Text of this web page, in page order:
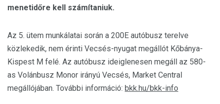
menetidőre kell számítaniuk.
Az 5. ütem munkálatai során a 200E autóbusz terelve
közlekedik, nem érinti Vecsés-nyugat megállót Kőbánya-
Kispest M felé. Az autóbusz ideiglenesen megáll az 580-
as Volánbusz Monor irányú Vecsés, Market Central
megállójában. További információ: bkk.hu/bkk-info